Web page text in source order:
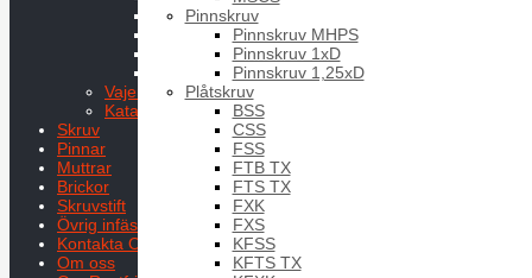
Pinnskruv
Pinnskruv MHPS
Pinnskruv 1xD
Pinnskruv 1,25xD
Plåtskruv
BSS
CSS
FSS
FTB TX
FTS TX
FXK
FXS
KFSS
KFTS TX
Däcksförskruvning
Rördelar
Slangklämmor
Vajer
Kataloger Marin
Skruv
Pinnar
Muttrar
Brickor
Skruvstift
Övrig infästning
Kontakta Oss
Om oss